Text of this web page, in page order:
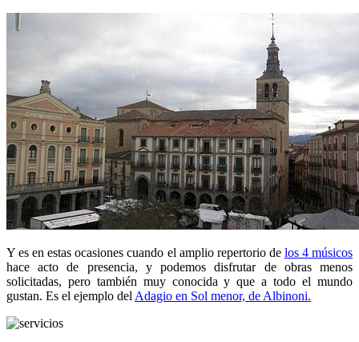
Y es en estas ocasiones cuando el amplio repertorio de los 4 músicos
hace acto de presencia, y podemos disfrutar de obras menos
solicitadas, pero también muy conocida y que a todo el mundo
gustan. Es el ejemplo del Adagio en Sol menor, de Albinoni.